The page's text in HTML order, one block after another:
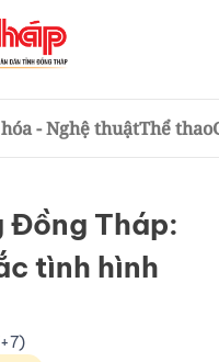
- Nghệ thuậtThể thao
Đồng Tháp:
tình hình